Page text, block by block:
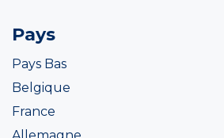
Pays
Pays Bas
Belgique
France
Allemagne